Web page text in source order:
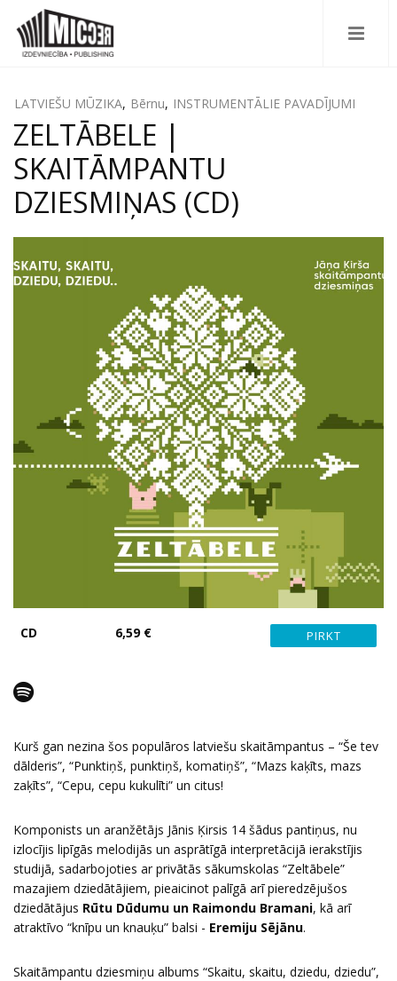
LATVIEŠU MŪZIKA, Bērnu, INSTRUMENTĀLIE PAVADĪJUMI
ZELTĀBELE |
SKAITĀMPANTU
DZIESMIŅAS (CD)
CD 6,59 €
Kurš gan nezina šos populāros latviešu skaitāmpantus – “Še tev
dālderis”, “Punktiņš, punktiņš, komatiņš”, “Mazs kaķīts, mazs
zaķīts”, “Cepu, cepu kukulīti” un citus!
Komponists un aranžētājs Jānis Ķirsis 14 šādus pantiņus, nu
izlocījis lipīgās melodijās un asprātīgā interpretācijā ierakstījis
studijā, sadarbojoties ar privātās sākumskolas “Zeltābele”
mazajiem dziedātājiem, pieaicinot palīgā arī pieredzējušos
dziedātājus Rūtu Dūdumu un Raimondu Bramani, kā arī
atraktīvo “knīpu un knauķu” balsi - Eremiju Sējānu.
Skaitāmpantu dziesmiņu albums “Skaitu, skaitu, dziedu, dziedu”,